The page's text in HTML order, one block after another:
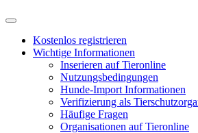
Kostenlos registrieren
Wichtige Informationen
Inserieren auf Tieronline
Nutzungsbedingungen
Hunde-Import Informationen
Verifizierung als
Häufige Fragen
Organisationen auf Tieronline